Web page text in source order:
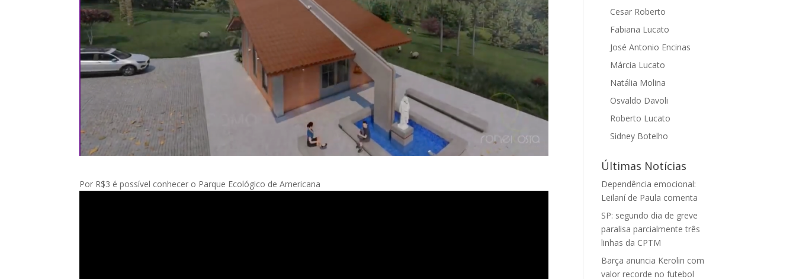
Por R$3 é possível conhecer o Parque Ecológico de Americana
Cesar Roberto
Fabiana Lucato
José Antonio Encinas
Márcia Lucato
Natália Molina
Osvaldo Davoli
Roberto Lucato
Sidney Botelho
Últimas Notícias
Dependência emocional:
Leilaní de Paula comenta
SP: segundo dia de greve
paralisa parcialmente três
linhas da CPTM
Barça anuncia Kerolin com
valor recorde no futebol